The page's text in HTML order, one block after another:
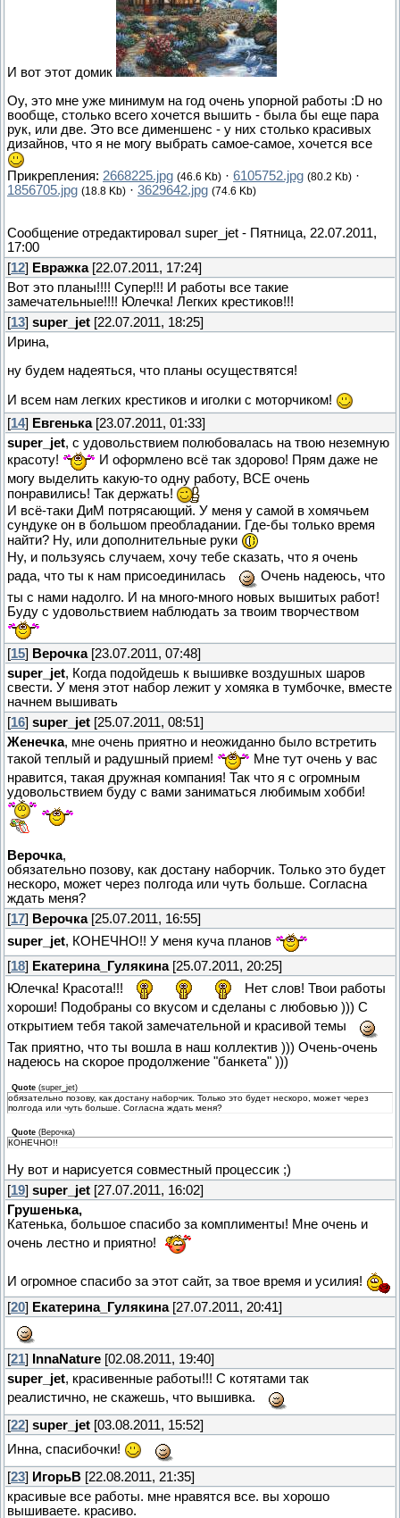
И вот этот домик
Оу, это мне уже минимум на год очень упорной работы :D но
вообще, столько всего хочется вышить - была бы еще пара
рук, или две. Это все дименшенс - у них столько красивых
дизайнов, что я не могу выбрать самое-самое, хочется все
Прикрепления: 2668225.jpg (46.6 Kb) · 6105752.jpg (80.2 Kb) ·
1856705.jpg (18.8 Kb) · 3629642.jpg (74.6 Kb)
Сообщение отредактировал super_jet - Пятница, 22.07.2011,
17:00
[12] Евражка[22.07.2011, 17:24]
Вот это планы!!!! Супер!!! И работы все такие
замечательные!!!! Юлечка! Легких крестиков!!!
[13] super_jet [22.07.2011, 18:25]
Ирина,
ну будем надеяться, что планы осуществятся!
И всем нам легких крестиков и иголки с моторчиком!
[14] Евгенька[23.07.2011, 01:33]
super_jet, с удовольствием полюбовалась на твою неземную
красоту!
И оформлено всё так здорово! Прям даже не
могу выделить какую-то одну работу, ВСЕ очень
понравились! Так держать!
И всё-таки ДиМ потрясающий. У меня у самой в хомячьем
сундуке он в большом преобладании. Где-бы только время
найти? Ну, или дополнительные руки
Ну, и пользуясь случаем, хочу тебе сказать, что я очень
рада, что ты к нам присоединилась
Очень надеюсь, что
ты с нами надолго. И на много-много новых вышитых работ!
Буду с удовольствием наблюдать за твоим творчеством
[15] Верочка[23.07.2011, 07:48]
super_jet, Когда подойдешь к вышивке воздушных шаров
свести. У меня этот набор лежит у хомяка в тумбочке, вместе
начнем вышивать
[16] super_jet [25.07.2011, 08:51]
Женечка, мне очень приятно и неожиданно было встретить
такой теплый и радушный прием!
Мне тут очень у вас
нравится, такая дружная компания! Так что я с огромным
удовольствием буду с вами заниматься любимым хобби!
Верочка,
обязательно позову, как достану наборчик. Только это будет
нескоро, может через полгода или чуть больше. Согласна
ждать меня?
[17] Верочка[25.07.2011, 16:55]
super_jet, КОНЕЧНО!! У меня куча планов
[18] Екатерина_Гулякина[25.07.2011, 20:25]
Юлечка! Красота!!!
Нет слов! Твои работы
хороши! Подобраны со вкусом и сделаны с любовью ))) С
открытием тебя такой замечательной и красивой темы
Так приятно, что ты вошла в наш коллектив ))) Очень-очень
надеюсь на скорое продолжение "банкета" )))
Quote (super_jet)
обязательно позову, как достану наборчик. Только это будет нескоро, может через
полгода или чуть больше. Согласна ждать меня?
Quote (Верочка)
КОНЕЧНО!!
Ну вот и нарисуется совместный процессик ;)
[19] super_jet [27.07.2011, 16:02]
Грушенька,
Катенька, большое спасибо за комплименты! Мне очень и
очень лестно и приятно!
И огромное спасибо за этот сайт, за твое время и усилия!
[20] Екатерина_Гулякина[27.07.2011, 20:41]
[21] InnaNature [02.08.2011, 19:40]
super_jet, красивенные работы!!! С котятами так
реалистично, не скажешь, что вышивка.
[22] super_jet [03.08.2011, 15:52]
Инна, спасибочки!
[23] ИгорьВ [22.08.2011, 21:35]
красивые все работы. мне нравятся все. вы хорошо
вышиваете. красиво.